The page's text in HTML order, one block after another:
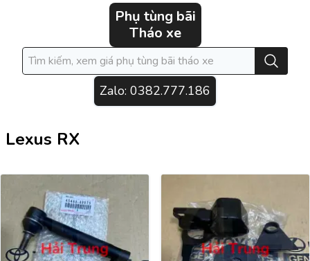
Phụ tùng bãi
Tháo xe
Zalo: 0382.777.186
Lexus RX